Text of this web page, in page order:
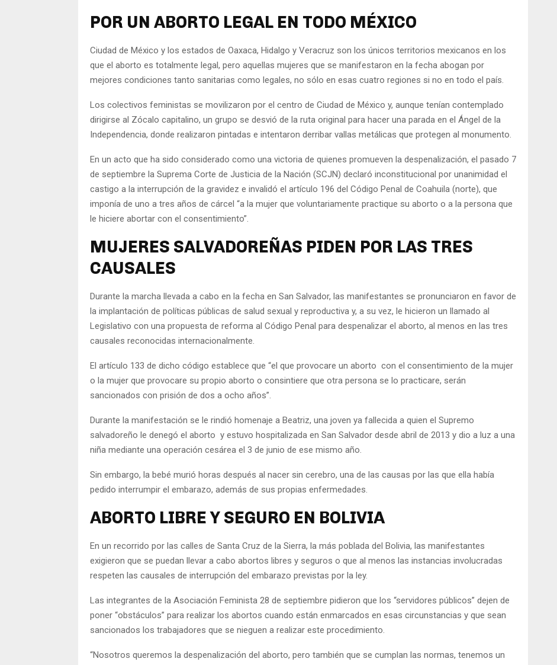
POR UN ABORTO LEGAL EN TODO MÉXICO
Ciudad de México y los estados de Oaxaca, Hidalgo y Veracruz son los únicos territorios mexicanos en los
que el aborto es totalmente legal, pero aquellas mujeres que se manifestaron en la fecha abogan por
mejores condiciones tanto sanitarias como legales, no sólo en esas cuatro regiones si no en todo el país.
Los colectivos feministas se movilizaron por el centro de Ciudad de México y, aunque tenían contemplado
dirigirse al Zócalo capitalino, un grupo se desvió de la ruta original para hacer una parada en el Ángel de la
Independencia, donde realizaron pintadas e intentaron derribar vallas metálicas que protegen al monumento.
En un acto que ha sido considerado como una victoria de quienes promueven la despenalización, el pasado 7
de septiembre la Suprema Corte de Justicia de la Nación (SCJN) declaró inconstitucional por unanimidad el
castigo a la interrupción de la gravidez e invalidó el artículo 196 del Código Penal de Coahuila (norte), que
imponía de uno a tres años de cárcel “a la mujer que voluntariamente practique su aborto o a la persona que
le hiciere abortar con el consentimiento”.
MUJERES SALVADOREÑAS PIDEN POR LAS TRES
CAUSALES
Durante la marcha llevada a cabo en la fecha en San Salvador, las manifestantes se pronunciaron en favor de
la implantación de políticas públicas de salud sexual y reproductiva y, a su vez, le hicieron un llamado al
Legislativo con una propuesta de reforma al Código Penal para despenalizar el aborto, al menos en las tres
causales reconocidas internacionalmente.
El artículo 133 de dicho código establece que “el que provocare un aborto con el consentimiento de la mujer
o la mujer que provocare su propio aborto o consintiere que otra persona se lo practicare, serán
sancionados con prisión de dos a ocho años”.
Durante la manifestación se le rindió homenaje a Beatriz, una joven ya fallecida a quien el Supremo
salvadoreño le denegó el aborto y estuvo hospitalizada en San Salvador desde abril de 2013 y dio a luz a una
niña mediante una operación cesárea el 3 de junio de ese mismo año.
Sin embargo, la bebé murió horas después al nacer sin cerebro, una de las causas por las que ella había
pedido interrumpir el embarazo, además de sus propias enfermedades.
ABORTO LIBRE Y SEGURO EN BOLIVIA
En un recorrido por las calles de Santa Cruz de la Sierra, la más poblada del Bolivia, las manifestantes
exigieron que se puedan llevar a cabo abortos libres y seguros o que al menos las instancias involucradas
respeten las causales de interrupción del embarazo previstas por la ley.
Las integrantes de la Asociación Feminista 28 de septiembre pidieron que los “servidores públicos” dejen de
poner “obstáculos” para realizar los abortos cuando están enmarcados en esas circunstancias y que sean
sancionados los trabajadores que se nieguen a realizar este procedimiento.
“Nosotros queremos la despenalización del aborto, pero también que se cumplan las normas, tenemos un